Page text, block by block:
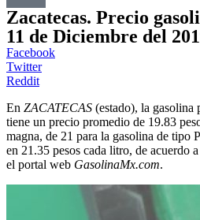
Zacatecas. Precio
11 de Diciembre del
Facebook
Twitter
Reddit
En ZACATECAS (estado), la gasolina
tiene un precio promedio de 19.83
magna, de 21 para la gasolina de tipo
en 21.35 pesos cada litro, de acuerdo
el portal web GasolinaMx.com.